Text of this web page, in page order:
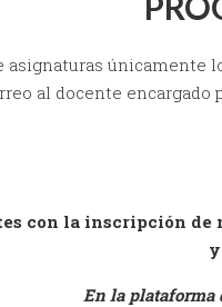
únicamente
al docente encargado
con la inscripción
En la plataforma